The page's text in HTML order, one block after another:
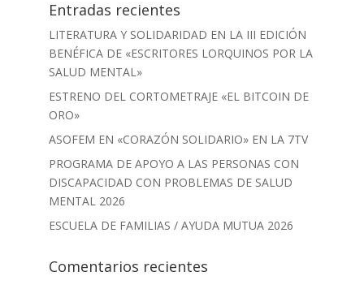
Entradas recientes
LITERATURA Y SOLIDARIDAD EN LA III EDICIÓN
BENÉFICA DE «ESCRITORES LORQUINOS POR LA
SALUD MENTAL»
ESTRENO DEL CORTOMETRAJE «EL BITCOIN DE
ORO»
ASOFEM EN «CORAZÓN SOLIDARIO» EN LA 7TV
PROGRAMA DE APOYO A LAS PERSONAS CON
DISCAPACIDAD CON PROBLEMAS DE SALUD
MENTAL 2026
ESCUELA DE FAMILIAS / AYUDA MUTUA 2026
Comentarios recientes